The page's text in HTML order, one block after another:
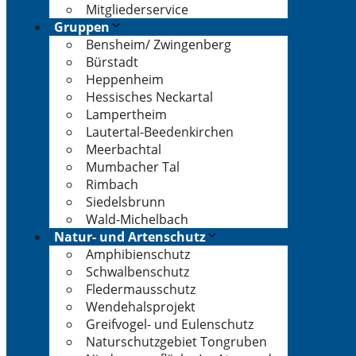
Mitgliederservice
Gruppen
Bensheim/ Zwingenberg
Bürstadt
Heppenheim
Hessisches Neckartal
Lampertheim
Lautertal-Beedenkirchen
Meerbachtal
Mumbacher Tal
Rimbach
Siedelsbrunn
Wald-Michelbach
Natur- und Artenschutz
Amphibienschutz
Schwalbenschutz
Fledermausschutz
Wendehalsprojekt
Greifvogel- und Eulenschutz
Naturschutzgebiet Tongruben